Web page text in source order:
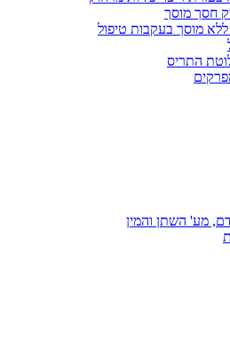
חסך מוסך
ללא מוסך בעקבות טיפול
התריס
מע' השתן והמין